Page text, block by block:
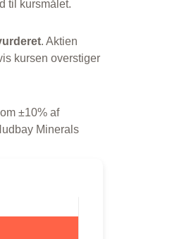
til kursmålet.
. Aktien
kursen overstiger
±10% af
Minerals